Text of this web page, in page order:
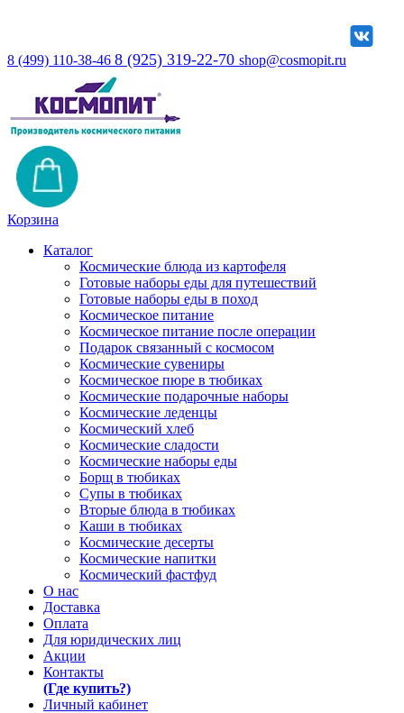
8 (499) 110-38-46 8 (925) 319-22-70 shop@cosmopit.ru
Корзина
Каталог
Космические блюда из картофеля
Готовые наборы еды для путешествий
Готовые наборы еды в поход
Космическое питание
Космическое питание после операции
Подарок связанный с космосом
Космические сувениры
Космическое пюре в тюбиках
Космические подарочные наборы
Космические леденцы
Космический хлеб
Космические сладости
Космические наборы еды
Борщ в тюбиках
Супы в тюбиках
Вторые блюда в тюбиках
Каши в тюбиках
Космические десерты
Космические напитки
Космический фастфуд
О нас
Доставка
Оплата
Для юридических лиц
Акции
Контакты
(Где купить?)
Личный кабинет